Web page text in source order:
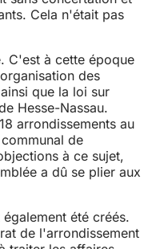
Cela n'était pas
C'est à cette époque
des
que la loi sur
Hesse-Nassau.
arrondissements au
de
à ce sujet,
a dû se plier aux
été créés.
de l'arrondissement